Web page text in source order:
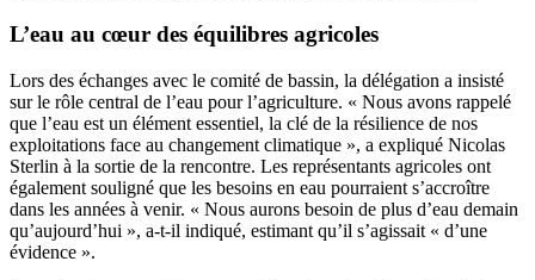
L’eau au cœur des équilibres agricoles
Lors des échanges avec le comité de bassin, la délégation a insisté
sur le rôle central de l’eau pour l’agriculture. « Nous avons rappelé
que l’eau est un élément essentiel, la clé de la résilience de nos
exploitations face au changement climatique », a expliqué Nicolas
Sterlin à la sortie de la rencontre. Les représentants agricoles ont
également souligné que les besoins en eau pourraient s’accroître
dans les années à venir. « Nous aurons besoin de plus d’eau demain
qu’aujourd’hui », a-t-il indiqué, estimant qu’il s’agissait « d’une
évidence ».